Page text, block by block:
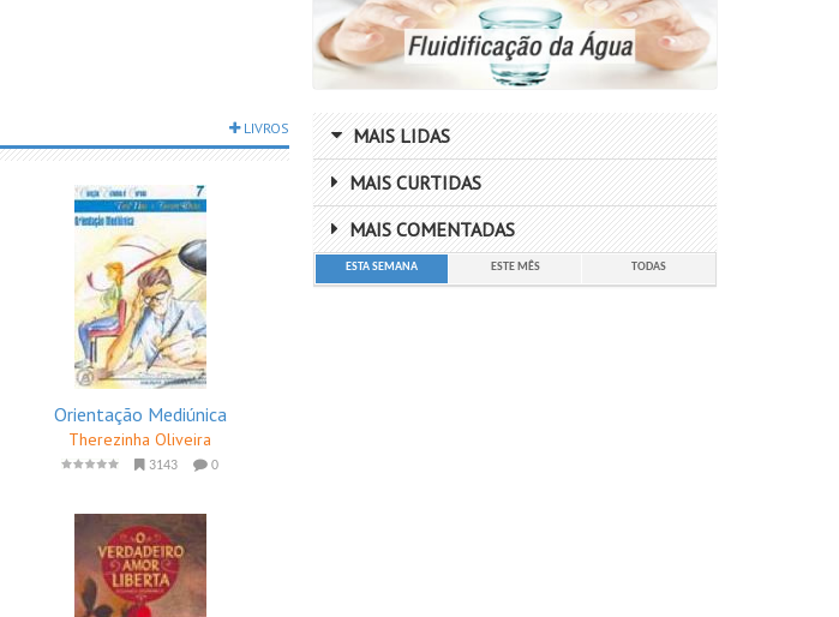
LIVROS
Orientação Mediúnica
Therezinha Oliveira
3143 0
MAIS LIDAS
MAIS CURTIDAS
MAIS COMENTADAS
ESTA SEMANA ESTE MÊS TODAS